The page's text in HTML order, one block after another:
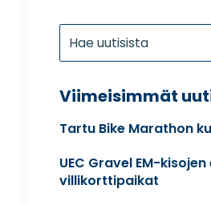
for...
Viimeisimmät
Tartu Bike Marathon
UEC Gravel EM-
villikorttipaikat